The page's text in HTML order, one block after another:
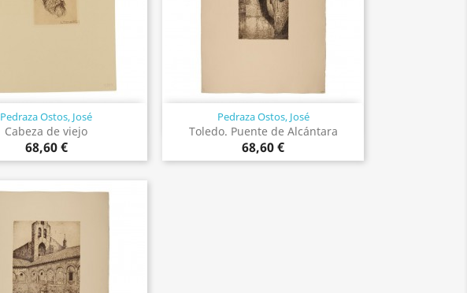
Pedraza Ostos, José
Cabeza de viejo
68,60 €
Vista rápida Pedraza Ostos, José
Toledo. Puente de Alcántara
68,60 €
Vista rápida